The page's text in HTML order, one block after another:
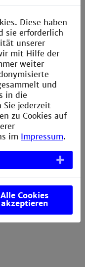
und Anwendungen
Medizin
Biotechnologie –
für
Baden-
in
neunmonatigen
ist
innen als
nun
(130.000 Euro)
Diese haben
sie erforderlich
unserer
mit Hilfe der
weiter
und
in die
Sie jederzeit
zu Cookies auf
im Impressum.
Alle Cookies
akzeptieren